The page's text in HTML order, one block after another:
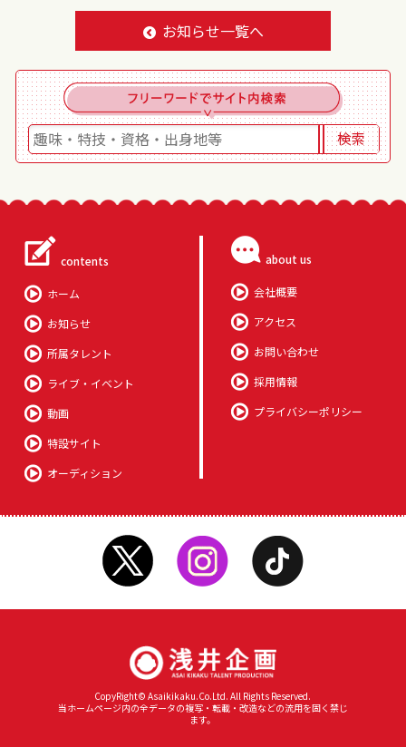
お知らせ一覧へ
contents
ホーム
お知らせ
所属タレント
ライブ・イベント
動画
特設サイト
オーディション
about us
会社概要
アクセス
お問い合わせ
採用情報
プライバシーポリシー
CopyRight© Asaikikaku.Co.Ltd. All Rights Reserved.
当ホームページ内の全データの複写・転載・改造などの流用を固く禁じ
ます。